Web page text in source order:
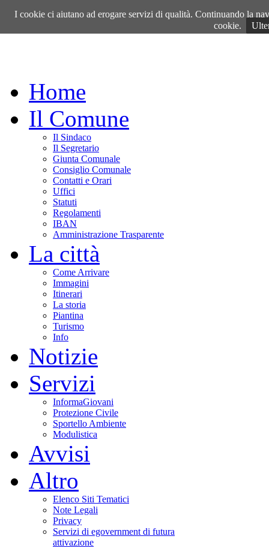
Venerdì, 07 Agosto 2026
Home
Il Comune
Il Sindaco
Il Segretario
Giunta Comunale
Consiglio Comunale
Contatti e Orari
Uffici
Statuti
Regolamenti
IBAN
Amministrazione Trasparente
La città
Come Arrivare
Immagini
Itinerari
La storia
Piantina
Turismo
Info
Notizie
Servizi
InformaGiovani
Protezione Civile
Sportello Ambiente
Modulistica
Avvisi
Altro
Elenco Siti Tematici
Note Legali
Privacy
Servizi di egovernment di futura
attivazione
I cookie ci aiutano ad erogare servizi di qualità. Continuando la
cookie.